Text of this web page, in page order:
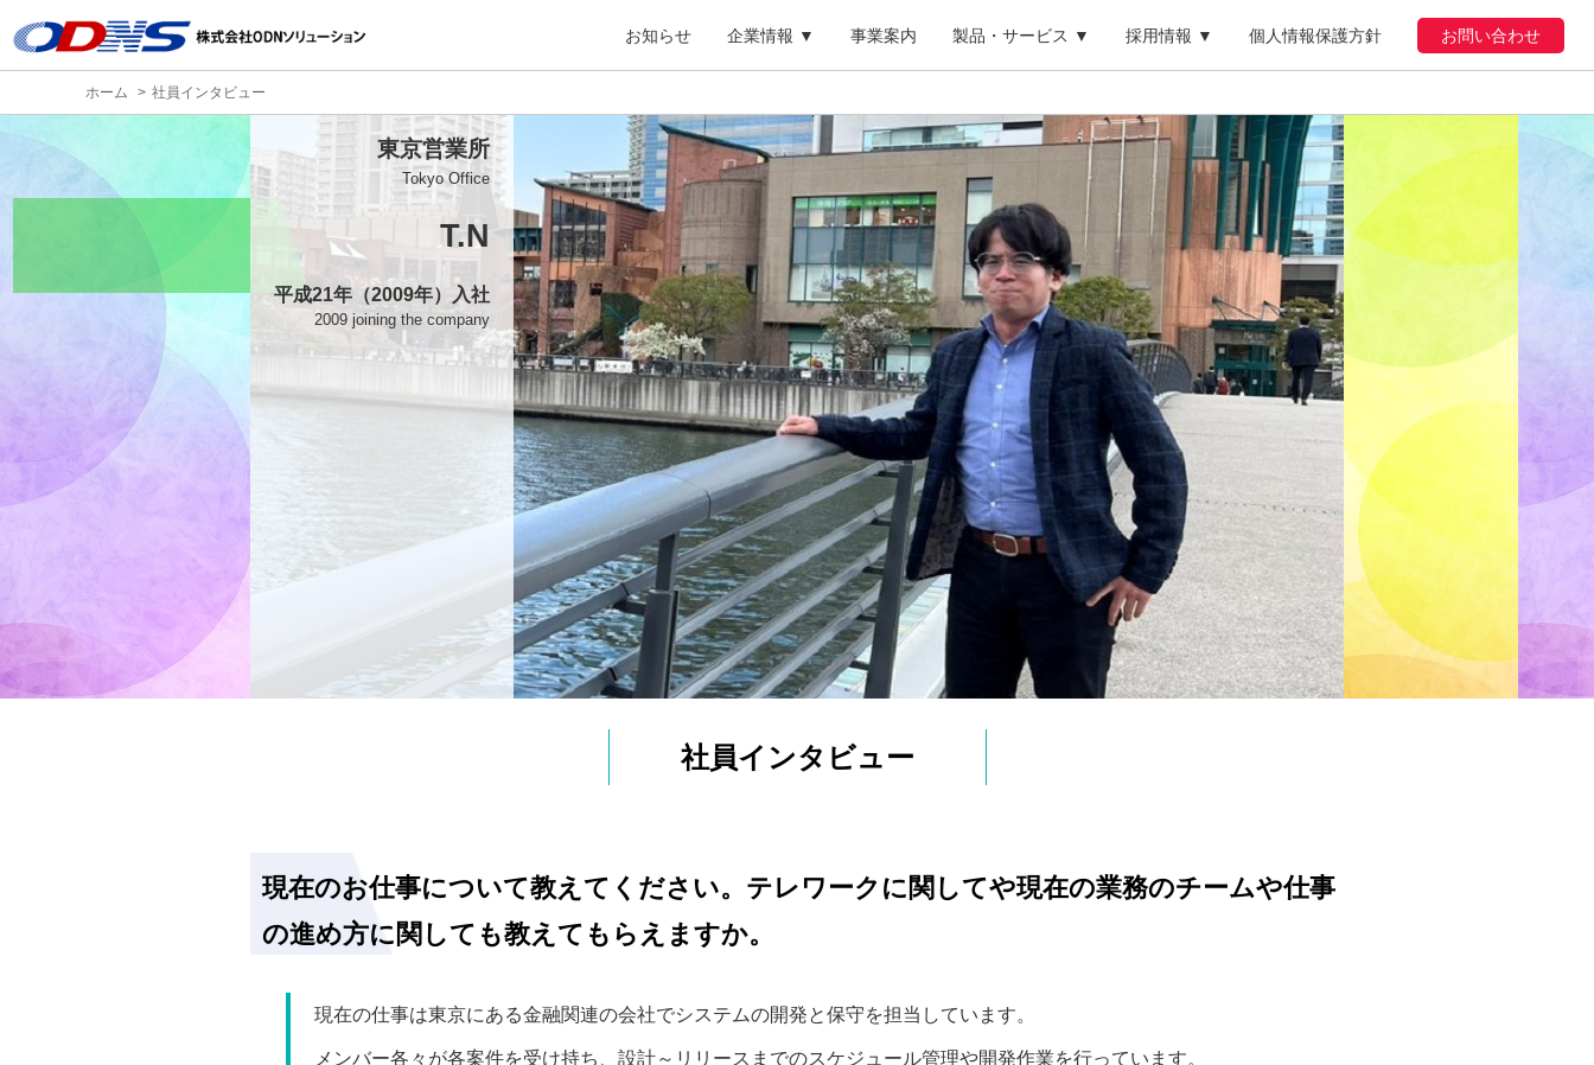
お知らせ 企業情報 ▼ 事業案内 製品・サービス ▼ 採用情報 ▼ 個人情報保護方針 お問い合わせ
ホーム 社員インタビュー
東京営業所
Tokyo Office
T.N
平成21年（2009年）入社
2009 joining the company
社員インタビュー
現在のお仕事について教えてください。テレワークに関してや現在の業務のチームや仕事
の進め方に関しても教えてもらえますか。
現在の仕事は東京にある金融関連の会社でシステムの開発と保守を担当しています。
メンバー各々が各案件を受け持ち、設計～リリースまでのスケジュール管理や開発作業を行っています。